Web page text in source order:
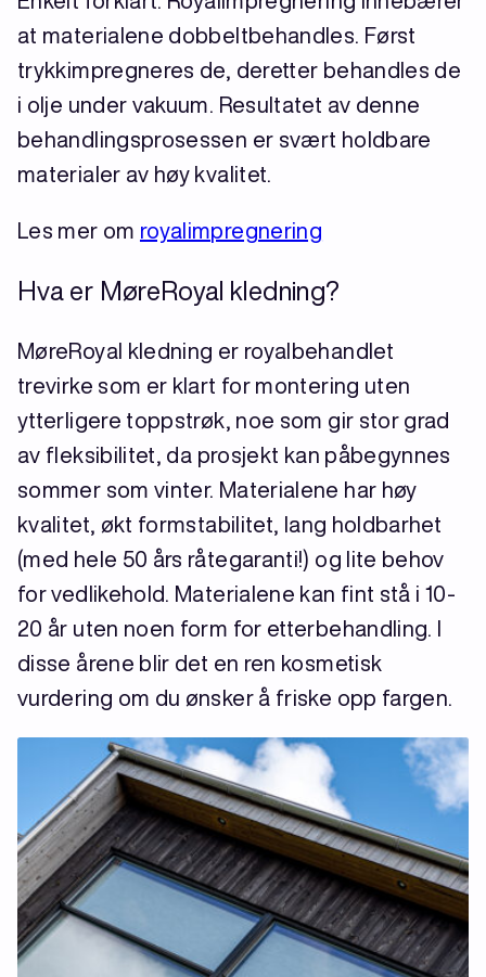
at materialene dobbeltbehandles. Først
trykkimpregneres de, deretter behandles de
i olje under vakuum. Resultatet av denne
behandlingsprosessen er svært holdbare
materialer av høy kvalitet.
Les mer om royalimpregnering
Hva er MøreRoyal kledning?
MøreRoyal kledning er royalbehandlet
trevirke som er klart for montering uten
ytterligere toppstrøk, noe som gir stor grad
av fleksibilitet, da prosjekt kan påbegynnes
sommer som vinter. Materialene har høy
kvalitet, økt formstabilitet, lang holdbarhet
(med hele 50 års råtegaranti!) og lite behov
for vedlikehold. Materialene kan fint stå i 10-
20 år uten noen form for etterbehandling. I
disse årene blir det en ren kosmetisk
vurdering om du ønsker å friske opp fargen.